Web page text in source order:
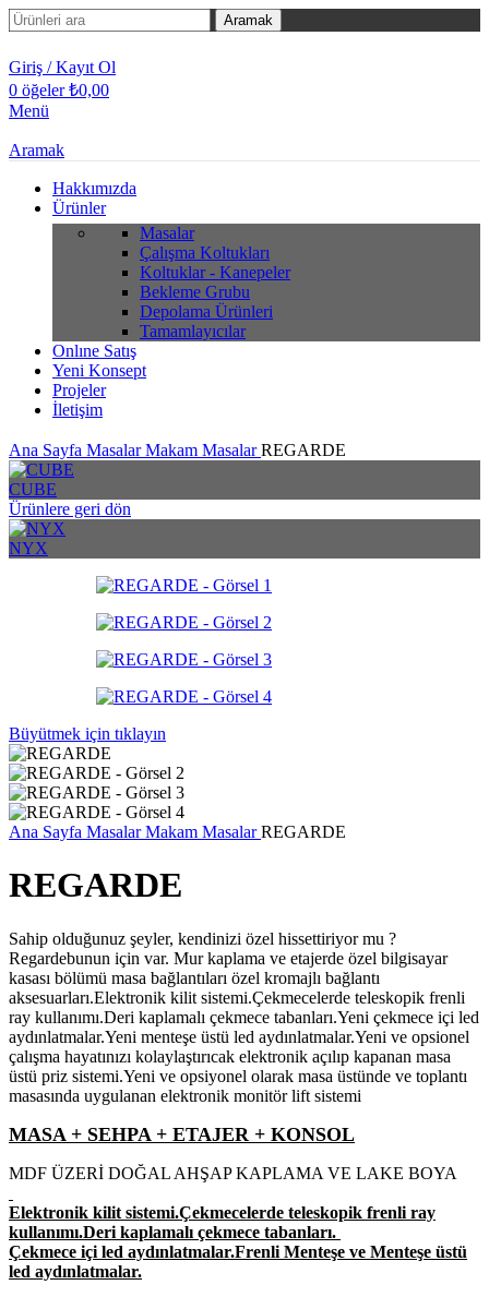
Aramak
Giriş / Kayıt Ol
0 öğeler ₺0,00
Menü
Aramak
Hakkımızda
Ürünler
Masalar
Çalışma Koltukları
Koltuklar - Kanepeler
Bekleme Grubu
Depolama Ürünleri
Tamamlayıcılar
Onlıne Satış
Yeni Konsept
Projeler
İletişim
Ana Sayfa MasalarMakam MasalarREGARDE
CUBE
Ürünlere geri dön
NYX
Büyütmek için tıklayın
Ana Sayfa MasalarMakam MasalarREGARDE
REGARDE
Sahip olduğunuz şeyler, kendinizi özel hissettiriyor mu ?
Regardebunun için var. Mur kaplama ve etajerde özel bilgisayar
kasası bölümü masa bağlantıları özel kromajlı bağlantı
aksesuarları.Elektronik kilit sistemi.Çekmecelerde teleskopik frenli
ray kullanımı.Deri kaplamalı çekmece tabanları.Yeni çekmece içi led
aydınlatmalar.Yeni menteşe üstü led aydınlatmalar.Yeni ve opsionel
çalışma hayatınızı kolaylaştırıcak elektronik açılıp kapanan masa
üstü priz sistemi.Yeni ve opsiyonel olarak masa üstünde ve toplantı
masasında uygulanan elektronik monitör lift sistemi
MASA + SEHPA + ETAJER + KONSOL
MDF ÜZERİ DOĞAL AHŞAP KAPLAMA VE LAKE BOYA
Elektronik kilit sistemi.Çekmecelerde teleskopik frenli ray
kullanımı.Deri kaplamalı çekmece tabanları.
Çekmece içi led aydınlatmalar.Frenli Menteşe ve Menteşe üstü
led aydınlatmalar.